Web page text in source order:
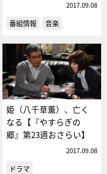
2017.09.08
番組情報 音楽
姫（八千草薫）、亡く
なる【『やすらぎの
郷』第23週おさらい】
2017.09.08
ドラマ